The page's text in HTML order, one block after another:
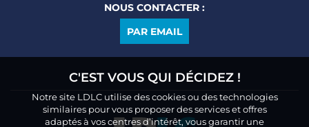
NOUS CONTACTER :
PAR EMAIL
C'EST VOUS QUI DÉCIDEZ !
Notre site LDLC utilise des cookies ou des technologies
similaires pour vous proposer des services et offres
adaptés à vos centres d’intérêt, vous garantir une